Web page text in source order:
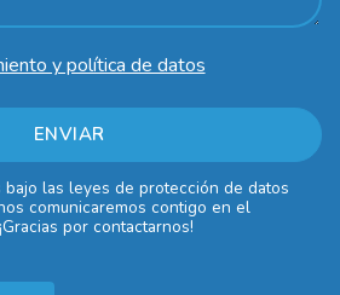
y política de datos
bajo las leyes de protección de datos
comunicaremos contigo en el
por contactarnos!